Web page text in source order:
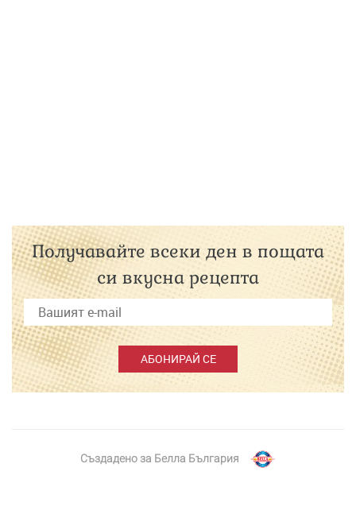
Получавайте всеки ден в пощата
си вкусна рецепта
АБОНИРАЙ СЕ
Създадено за Белла България